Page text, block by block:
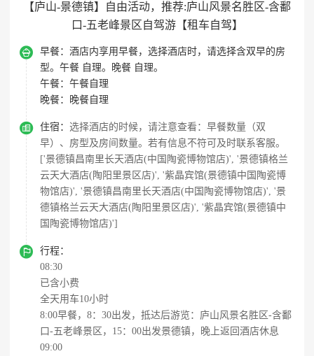
【庐山-景德镇】自由活动，推荐:庐山风景名胜区-含鄱
口-五老峰景区自驾游【租车自驾】
 早餐： 酒店内享用早餐，选择酒店时，请选择含双早的房
型。午餐 自理。晚餐 自理。
午餐： 午餐自理
晚餐：
晚餐自理
 住宿： 选择酒店的时候，请注意查看：早餐数量（双
早）、房型及房间数量。若有信息不符可及时联系客服。
['景德镇昌南里长天酒店(中国陶瓷博物馆店)', '景德镇格兰
云天大酒店(陶阳里景区店)', '紫晶宾馆(景德镇中国陶瓷博
物馆店)', '景德镇昌南里长天酒店(中国陶瓷博物馆店)', '景
德镇格兰云天大酒店(陶阳里景区店)', '紫晶宾馆(景德镇中
国陶瓷博物馆店)']

行程：
08:30
已含小费
全天用车10小时
8:00早餐，8：30出发，抵达后游览：庐山风景名胜区-含鄱
口-五老峰景区，15：00出发景德镇，晚上返回酒店休息
09:00